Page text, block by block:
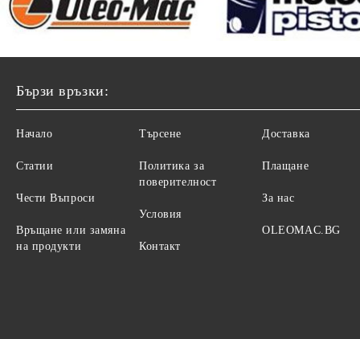
Бързи връзки:
Начало
Статии
Чести Въпроси
Връщане или замяна
на продукти
Търсене
Политика за
поверителност
Условия
Контакт
Доставка
Плащане
За нас
OLEOMAC.BG